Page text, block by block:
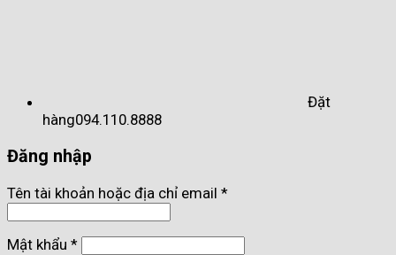
Đặt
hàng094.110.8888
Đăng nhập
Tên tài khoản hoặc địa chỉ email *
Mật khẩu *